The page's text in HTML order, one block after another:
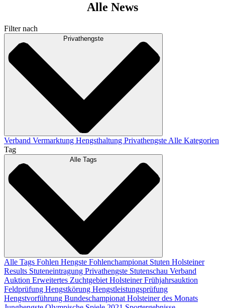
Alle News
Filter nach
Privathengste
Verband Vermarktung Hengsthaltung PrivathengsteAlle Kategorien
Tag
Alle Tags
Alle Tags Fohlen Hengste Fohlenchampionat Stuten Holsteiner
Results Stuteneintragung Privathengste Stutenschau Verband
Auktion Erweitertes Zuchtgebiet Holsteiner Frühjahrsauktion
Feldprüfung Hengstkörung Hengstleistungsprüfung
Hengstvorführung Bundeschampionat Holsteiner des Monats